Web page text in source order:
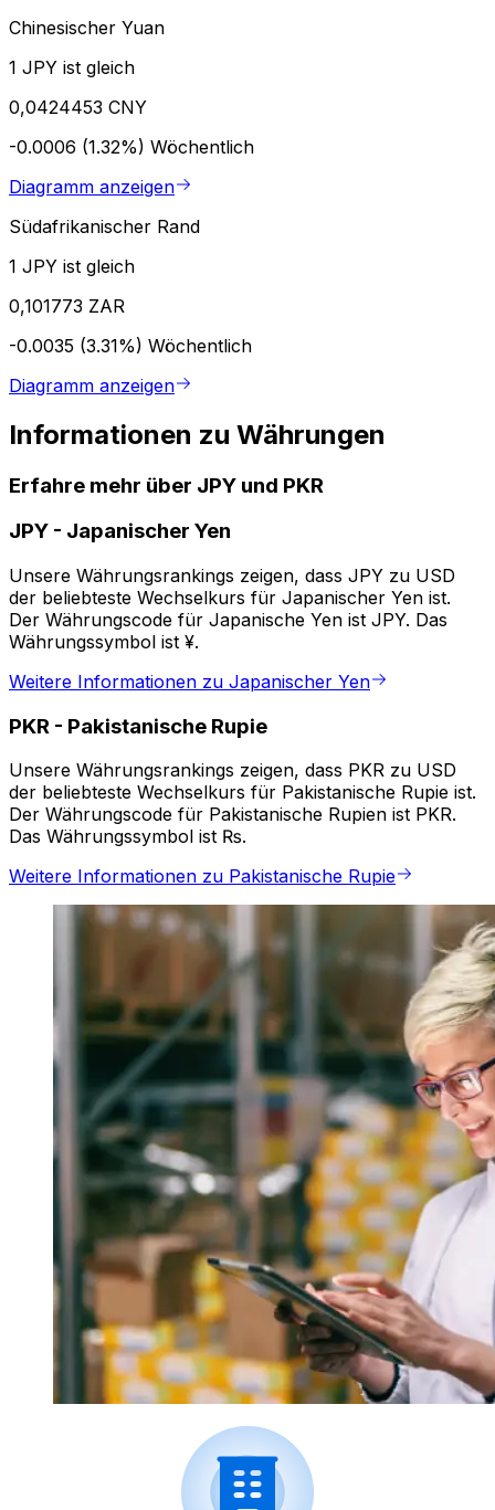
Chinesischer Yuan
1 JPY ist gleich
0,0424453 CNY
-0.0006 (1.32%) Wöchentlich
Diagramm anzeigen
Südafrikanischer Rand
1 JPY ist gleich
0,101773 ZAR
-0.0035 (3.31%) Wöchentlich
Diagramm anzeigen
Informationen zu Währungen
Erfahre mehr über JPY und PKR
JPY - Japanischer Yen
Unsere Währungsrankings zeigen, dass JPY zu USD
der beliebteste Wechselkurs für Japanischer Yen ist.
Der Währungscode für Japanische Yen ist JPY. Das
Währungssymbol ist ¥.
Weitere Informationen zu Japanischer Yen
PKR - Pakistanische Rupie
Unsere Währungsrankings zeigen, dass PKR zu USD
der beliebteste Wechselkurs für Pakistanische Rupie ist.
Der Währungscode für Pakistanische Rupien ist PKR.
Das Währungssymbol ist ₨.
Weitere Informationen zu Pakistanische Rupie